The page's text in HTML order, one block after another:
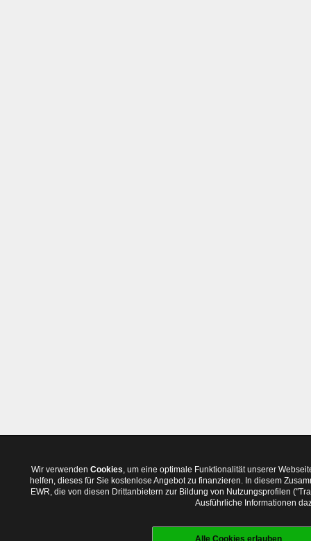
Wir verwenden Cookies, um eine optimale Funktionalität unserer
helfen, dieses für Sie kostenlose Angebot zu finanzieren. In diesem
EWR, die von diesen Drittanbietern zur Bildung von Nutzungsprofilen
Ausführliche Informationen
Alle Cookies erlauben